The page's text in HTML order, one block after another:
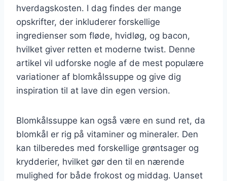
hverdagskosten. I dag findes der mange
opskrifter, der inkluderer forskellige
ingredienser som fløde, hvidløg, og bacon,
hvilket giver retten et moderne twist. Denne
artikel vil udforske nogle af de mest populære
variationer af blomkålssuppe og give dig
inspiration til at lave din egen version.
Blomkålssuppe kan også være en sund ret, da
blomkål er rig på vitaminer og mineraler. Den
kan tilberedes med forskellige grøntsager og
krydderier, hvilket gør den til en nærende
mulighed for både frokost og middag. Uanset